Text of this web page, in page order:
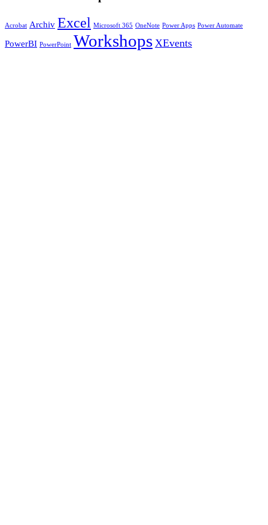
Acrobat Archiv Excel Microsoft 365 OneNote Power Apps Power Automate
PowerBI PowerPoint Workshops XEvents